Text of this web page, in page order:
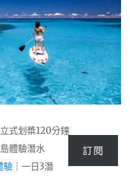
式划槳120分鐘
島體驗潛水
驗 ｜一日3潛
訂閱